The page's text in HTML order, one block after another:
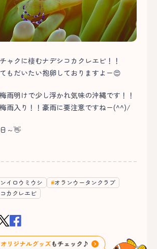
ャクに棲むナデシコカクレエビ！！
もだいたい抱卵しておりますよー😍
雨明けで少し浮かれ気味の沖縄です！！
雨入り！！豪雨に要注意ですねー(^^)/
～👋
イロウミウシ
オランウータンクラブ
カクレエビ